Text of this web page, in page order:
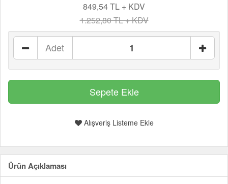
849,54 TL + KDV
1.252,80 TL + KDV
Adet
Alışveriş Listeme Ekle
Ürün Açıklaması